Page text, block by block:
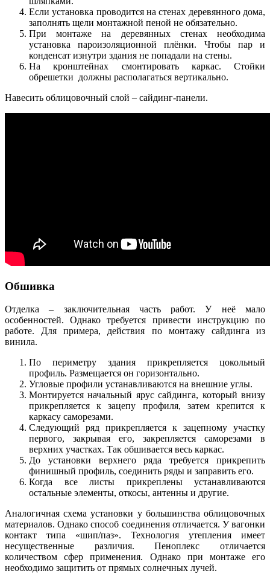
Если установка проводится на стенах деревянного дома,
заполнять щели монтажной пеной не обязательно.
При монтаже на деревянных стенах необходима
установка пароизоляционной плёнки. Чтобы пар и
конденсат изнутри здания не попадали на стены.
На кронштейнах смонтировать каркас. Стойки
обрешетки должны располагаться вертикально.
Навесить облицовочный слой – сайдинг-панели.
Обшивка
Отделка – заключительная часть работ. У неё мало
особенностей. Однако требуется привести инструкцию по
работе. Для примера, действия по монтажу сайдинга из
винила.
По периметру здания прикрепляется цокольный
профиль. Размещается он горизонтально.
Угловые профили устанавливаются на внешние углы.
Монтируется начальный ярус сайдинга, который внизу
прикрепляется к зацепу профиля, затем крепится к
каркасу саморезами.
Следующий ряд прикрепляется к зацепному участку
первого, закрывая его, закрепляется саморезами в
верхних участках. Так обшивается весь каркас.
До установки верхнего ряда требуется прикрепить
финишный профиль, соединить ряды и заправить его.
Когда все листы прикреплены устанавливаются
остальные элементы, откосы, антенны и другие.
Аналогичная схема установки у большинства облицовочных
материалов. Однако способ соединения отличается. У вагонки
контакт типа «шип/паз». Технология утепления имеет
несущественные различия. Пеноплекс отличается
количеством сфер применения. Однако при монтаже его
необходимо защитить от прямых солнечных лучей.